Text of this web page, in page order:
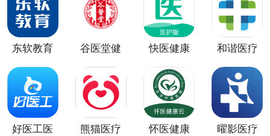
东软教育
谷医堂健
快医健康
和谐医疗
好医工医
熊猫医疗
怀医健康
曜影医疗